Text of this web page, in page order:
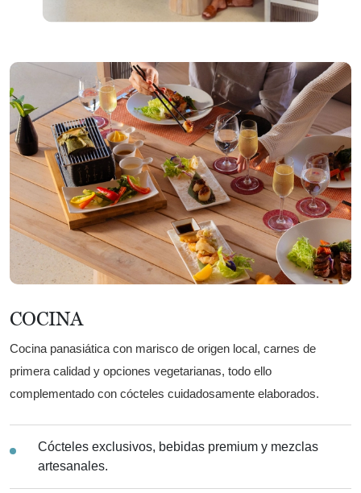
COCINA
Cocina panasiática con marisco de origen local, carnes de
primera calidad y opciones vegetarianas, todo ello
complementado con cócteles cuidadosamente elaborados.
Cócteles exclusivos, bebidas premium y mezclas
artesanales.